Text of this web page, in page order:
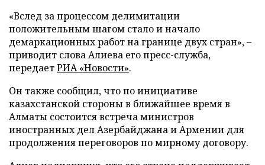
«Вслед за процессом делимитации
положительным шагом стало и начало
демаркационных работ на границе двух стран», –
приводит слова Алиева его пресс-служба,
передаетРИА «Новости».
Он также сообщил, что по инициативе
казахстанской стороны в ближайшее время в
Алматы состоится встреча министров
иностранных дел Азербайджана и Армении для
продолжения переговоров по мирному договору.